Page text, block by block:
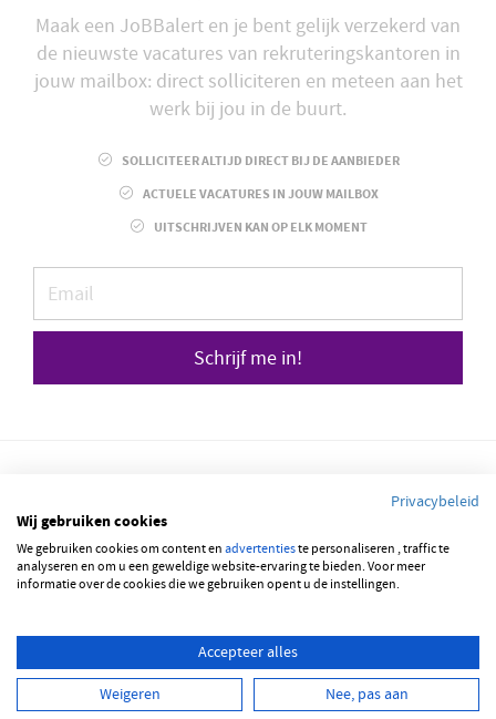
Maak een JoBBalert en je bent gelijk verzekerd van
de nieuwste vacatures van rekruteringskantoren in
jouw mailbox: direct solliciteren en meteen aan het
werk bij jou in de buurt.
SOLLICITEER ALTIJD DIRECT BIJ DE AANBIEDER
ACTUELE VACATURES IN JOUW MAILBOX
UITSCHRIJVEN KAN OP ELK MOMENT
Schrijf me in!
© 2026 JOBBSQUARE
NEDERLANDS FRANÇAIS
Privacybeleid
Wij gebruiken cookies
We gebruiken cookies om content en advertentieste personaliseren , traffic te
analyseren en om u een geweldige website-ervaring te bieden. Voor meer
informatie over de cookies die we gebruiken opent u de instellingen.
Accepteer alles
Weigeren Nee, pas aan